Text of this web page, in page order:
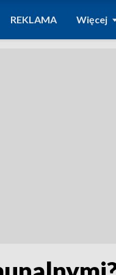
REKLAMA Więcej